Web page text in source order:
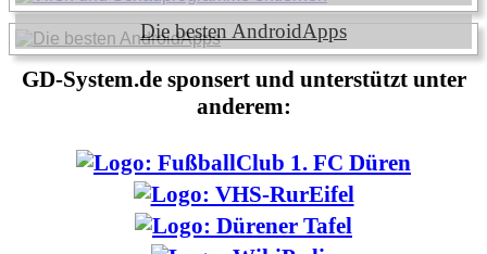
Die besten AndroidApps
GD-System.de sponsert und unterstützt unter
anderem: